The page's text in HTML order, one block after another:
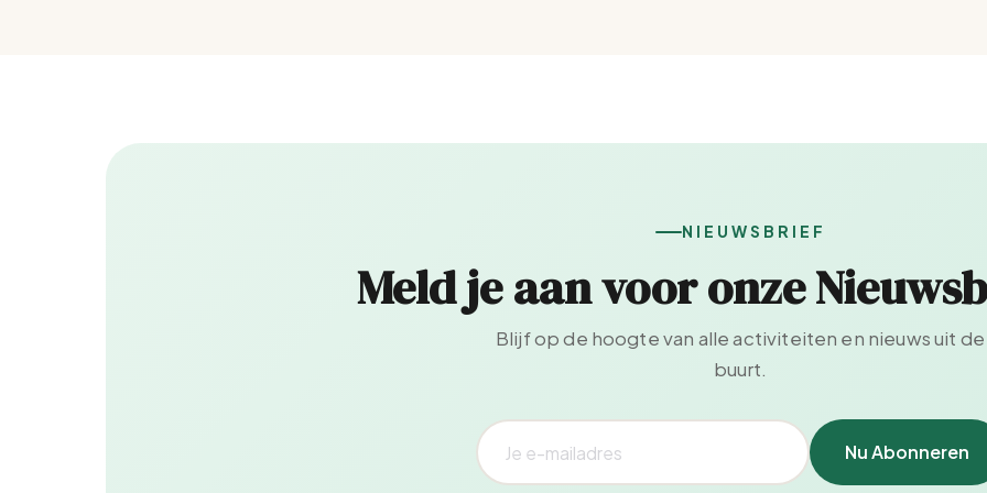
NIEUWSBRIEF
Meld je aan voor onze
Blijf op de hoogte van alle activiteiten en nieuws uit de
buurt.
Nu Abonneren